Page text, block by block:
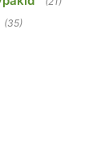
(35)